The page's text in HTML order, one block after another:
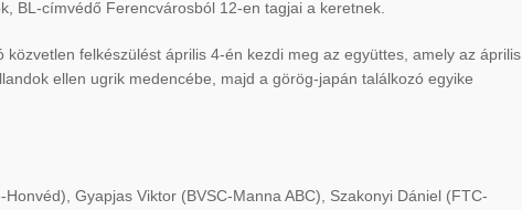
BL-címvédő Ferencvárosból 12-en tagjai a keretnek.
felkészülést április 4-én kezdi meg az együttes, amely az április
ellen ugrik medencébe, majd a görög-japán találkozó egyike
Gyapjas Viktor (BVSC-Manna ABC), Szakonyi Dániel (FTC-